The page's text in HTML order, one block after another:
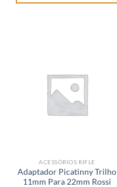
ACESSÓRIOS RIFLE
Adaptador Picatinny Trilho
11mm Para 22mm Rossi